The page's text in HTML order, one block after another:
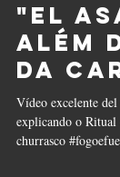
"El
além
da
Vídeo excelente
explicando o Ritual
churrasco